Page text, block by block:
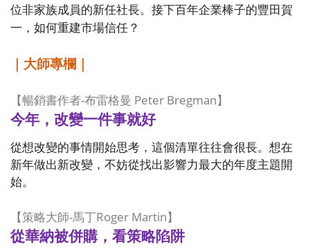
位非家族成員的新任社長。接下百年企業棒子的豐田賀
一，如何重建市場信任？
｜大師專欄｜
【暢銷書作者-布雷格曼 Peter Bregman 】
今年，改變一件事就好
從想改變的事情開始思考，這個清單往往會很長。想在
新年做出新改變，不妨從找出影響力最大的年度主題開
始。
【策略大師-馬丁Roger Martin 】
從華納被併購，看策略陷阱